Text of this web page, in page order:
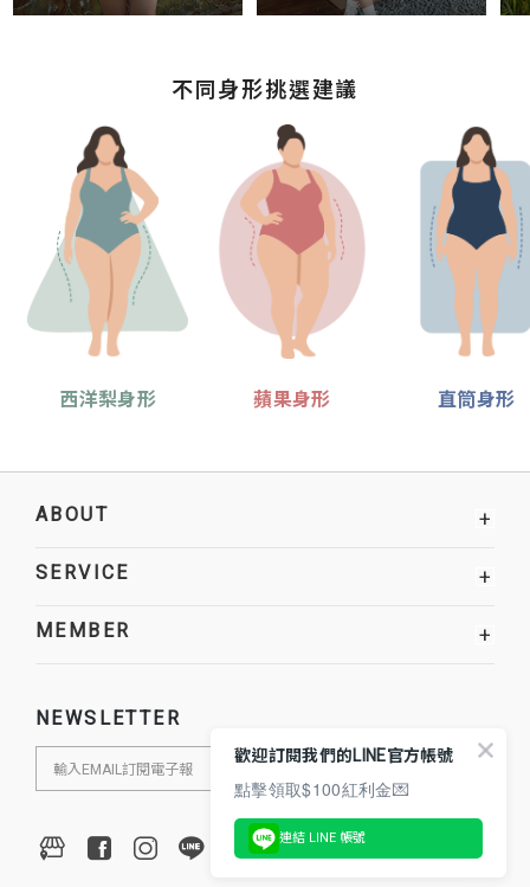
不同身形挑選建議
西洋梨身形 蘋果身形 直筒身形
ABOUT +
SERVICE +
MEMBER +
NEWSLETTER
歡迎訂閱我們的LINE官方帳號
點擊領取$100紅利金💌
連結 LINE 帳號